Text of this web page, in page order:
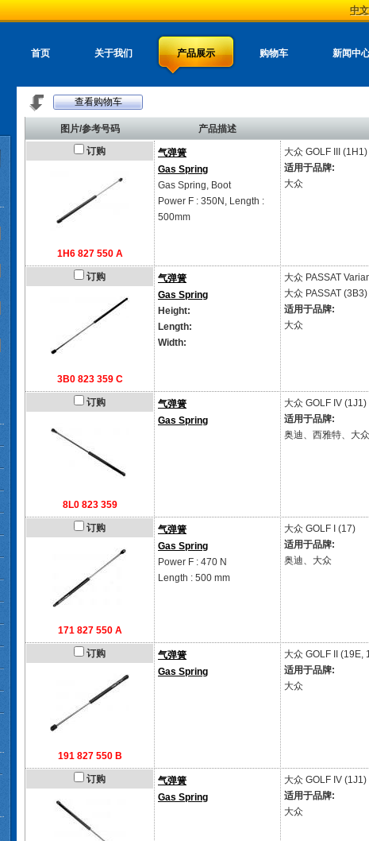
中文
首页 关于我们 产品展示 购物车 新闻中
查看购物车
图片/参考号码 产品描述
订购
1H6 827 550 A
气弹簧
Gas Spring
Gas Spring, Boot
Power F : 350N, Length :
500mm
大众 GOLF III (1H1)
适用于品牌:
大众
订购
3B0 823 359 C
气弹簧
Gas Spring
Height:
Length:
Width:
大众 PASSAT
大众 PASSAT (3B3)
适用于品牌:
大众
订购
8L0 823 359
气弹簧
Gas Spring
大众 GOLF IV (1J1)
适用于品牌:
奥迪、西雅特、大众
订购
171 827 550 A
气弹簧
Gas Spring
Power F : 470 N
Length : 500 mm
大众 GOLF I (17)
适用于品牌:
奥迪、大众
订购
191 827 550 B
气弹簧
Gas Spring
大众 GOLF II (19E,
适用于品牌:
大众
订购
气弹簧
Gas Spring
大众 GOLF IV (1J1)
适用于品牌:
大众